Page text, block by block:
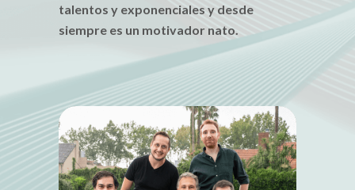
talentos y exponenciales y desde
siempre es un motivador nato.